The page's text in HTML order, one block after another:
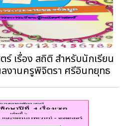
เรื่อง สถิติ สำหรับนักเรียน
งานครูพิจิตรา ศรีอินทยุทธ